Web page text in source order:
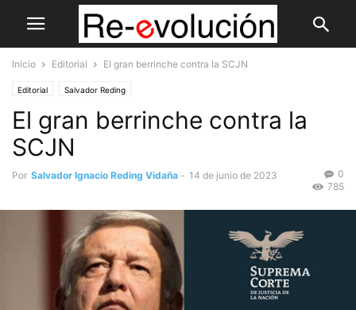
Inicio Editorial El gran berrinche contra la SCJN
Editorial Salvador Reding
El gran berrinche contra la
SCJN
Por Salvador Ignacio Reding Vidaña - 14 de junio de 2023
0
785